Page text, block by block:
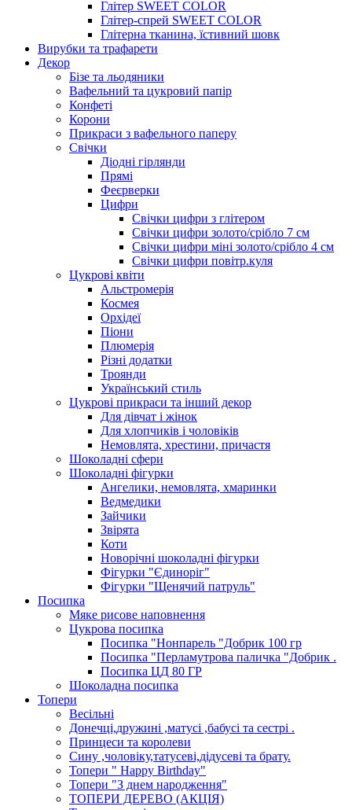
Глітер SWEET COLOR
Глітер-спрей SWEET COLOR
Глітерна тканина, їстивний шовк
Вирубки та трафарети
Декор
Бізе та льодяники
Вафельний та цукровий папір
Конфеті
Корони
Прикраси з вафельного паперу
Свічки
Діодні гірлянди
Прямі
Феєрверки
Цифри
Свічки цифри з глітером
Свічки цифри золото/срібло 7 см
Свічки цифри міні золото/срібло 4 см
Свічки цифри повітр.куля
Цукрові квіти
Альстромерія
Космея
Орхідеї
Піони
Плюмерія
Різні додатки
Троянди
Український стиль
Цукрові прикраси та інший декор
Для дівчат і жінок
Для хлопчиків і чоловіків
Немовлята, хрестини, причастя
Шоколадні сфери
Шоколадні фігурки
Ангелики, немовлята, хмаринки
Ведмедики
Зайчики
Звірята
Коти
Новорічні шоколадні фігурки
Фігурки "Єдиноріг"
Фігурки "Щенячий патруль"
Посипка
Мяке рисове наповнення
Цукрова посипка
Посипка "Нонпарель "Добрик 100 гр
Посипка "Перламутрова паличка "Добрик .
Посипка ЦД 80 ГР
Шоколадна посипка
Топери
Весільні
Донечці,дружині ,матусі ,бабусі та сестрі .
Принцеси та королеви
Сину ,чоловіку,татусеві,дідусеві та брату.
Топери " Happy Birthday"
Топери "З днем народження"
ТОПЕРИ ДЕРЕВО (АКЦІЯ)